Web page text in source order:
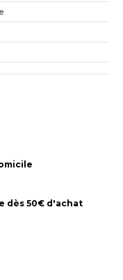
dès 50€ d'achat